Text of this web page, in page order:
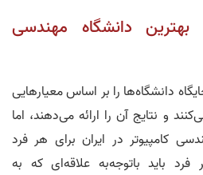
بهترین دانشگاه مهندسی
دانشگاه‌ها را بر اساس معیار‌هایی
و نتایج آن را ارائه می‌دهند، اما
کامپیوتر در ایران برای هر فرد
باید باتوجه‌به علاقه‌ای که به